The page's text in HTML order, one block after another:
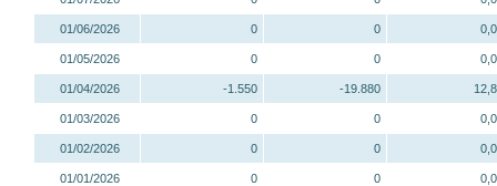
01/06/2026 0 0
01/05/2026 0 0
01/04/2026 -1.550 -19.880
01/03/2026 0 0
01/02/2026 0 0
01/01/2026 0 0